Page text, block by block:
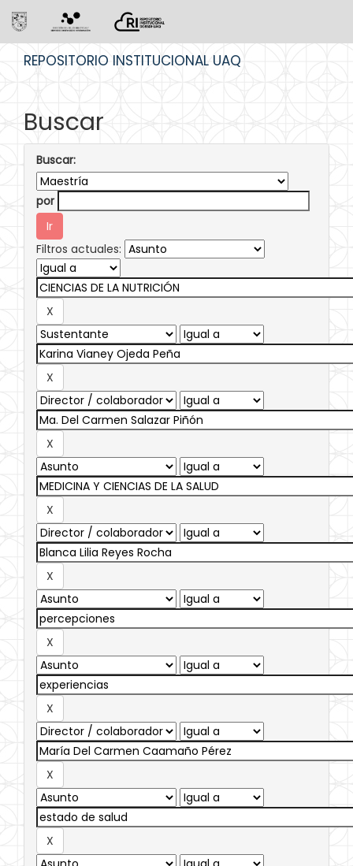
REPOSITORIO INSTITUCIONAL UAQ
Buscar
Buscar:
por
Filtros actuales: